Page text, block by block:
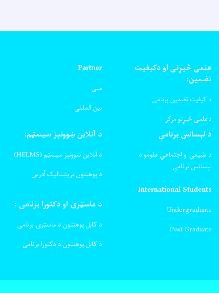
علمی څیړنی او دکیفیت
تضمین:
د کیفیت تضمین برنامی
دعلمی څیړنو مرکز
Partner
ملی
بین المللی
د لېسانس برنامې
د طبیعي او اجتماعي علومو د
لېسانس برنامې
د آنلاین ښوونېز سیسټم:
د آنلاین ښوونېز سیسټم (HELMS)
د پوهنتون بریښنالیک آدرس
International Students
Undergraduate
Post Graduate
د ماسټرۍ او دکتورا برنامی :
د کابل پوهنتون د ماسټرۍ برنامی
د کابل پوهنتون د دکتورا برنامی